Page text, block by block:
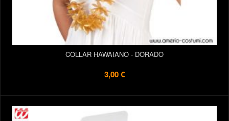
COLLAR HAWAIANO - DORADO
3,00 €